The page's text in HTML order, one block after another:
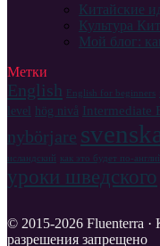
Китайские
Культура
Мой блог:
Метки
English English for beginners
level hög nivå Intermediate
nybörjare
исландский как это будет по-
уроки шведского
© 2015-2026 Fluenterra ·
разрешения запрещено